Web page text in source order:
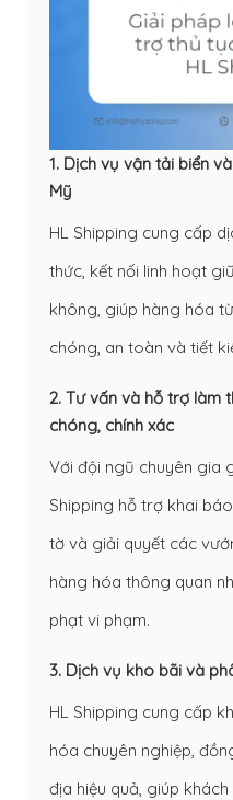
1. Dịch vụ vận tải biển
Mỹ
HL Shipping cung cấp
thức, kết nối linh hoạt
không, giúp hàng hóa
chóng, an toàn và tiết
2. Tư vấn và hỗ trợ làm
chóng, chính xác
Với đội ngũ chuyên gia
Shipping hỗ trợ khai
tờ và giải quyết các
hàng hóa thông quan
phạt vi phạm.
3. Dịch vụ kho bãi và
HL Shipping cung cấp
hóa chuyên nghiệp,
địa hiệu quả, giúp